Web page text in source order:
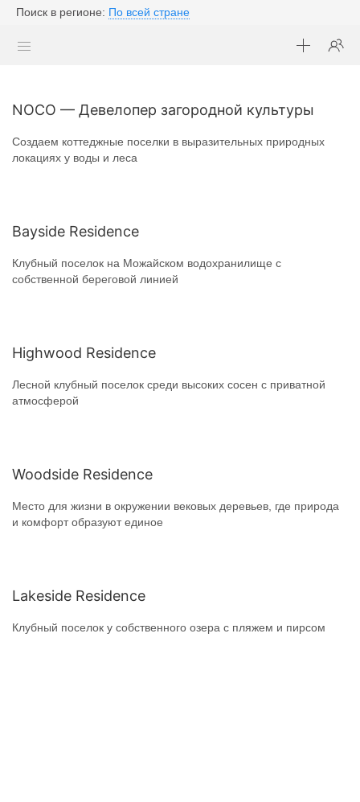
Поиск в регионе: По всей стране
NOCO — Девелопер загородной культуры
Создаем коттеджные поселки в выразительных природных
локациях у воды и леса
Bayside Residence
Клубный поселок на Можайском водохранилище с
собственной береговой линией
Highwood Residence
Лесной клубный поселок среди высоких сосен с приватной
атмосферой
Woodside Residence
Место для жизни в окружении вековых деревьев, где природа
и комфорт образуют единое
Lakeside Residence
Клубный поселок у собственного озера с пляжем и пирсом